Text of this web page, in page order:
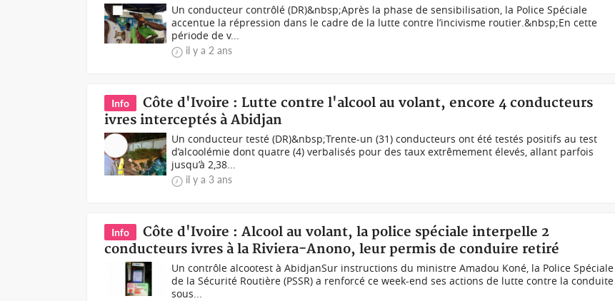
Un conducteur contrôlé (DR)&nbsp;Après la phase de sensibilisation, la Police Spéciale
accentue la répression dans le cadre de la lutte contre l’incivisme routier.&nbsp;En cette
période de v...
il y a 2 ans
Info
Côte d'Ivoire : Lutte contre l'alcool au volant, encore 4 conducteurs
ivres interceptés à Abidjan
Un conducteur testé (DR)&nbsp;Trente-un (31) conducteurs ont été testés positifs au test
d’alcoolémie dont quatre (4) verbalisés pour des taux extrêmement élevés, allant parfois
jusqu’à 2,38...
il y a 3 ans
Info
Côte d'Ivoire : Alcool au volant, la police spéciale interpelle 2
conducteurs ivres à la Riviera-Anono, leur permis de conduire retiré
Un contrôle alcootest à AbidjanSur instructions du ministre Amadou Koné, la Police Spéciale
de la Sécurité Routière (PSSR) a renforcé ce week-end ses actions de lutte contre la conduite
sous...